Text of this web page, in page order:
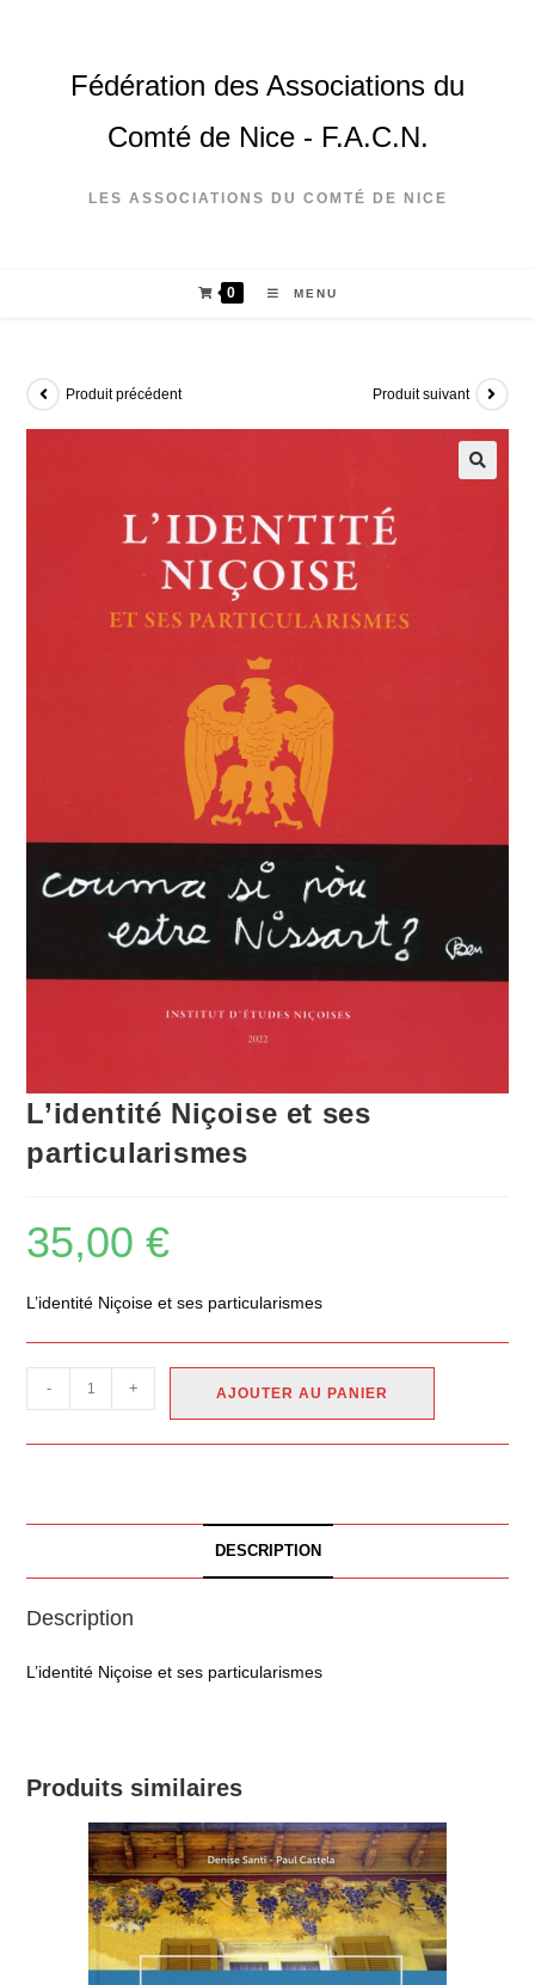
Fédération des Associations du
Comté de Nice - F.A.C.N.
LES ASSOCIATIONS DU COMTÉ DE NICE
0 MENU
Produit précédent Produit suivant
L’identité Niçoise et ses
particularismes
35,00€
L’identité Niçoise et ses particularismes
- + AJOUTER AU PANIER
DESCRIPTION
Description
L’identité Niçoise et ses particularismes
Produits similaires